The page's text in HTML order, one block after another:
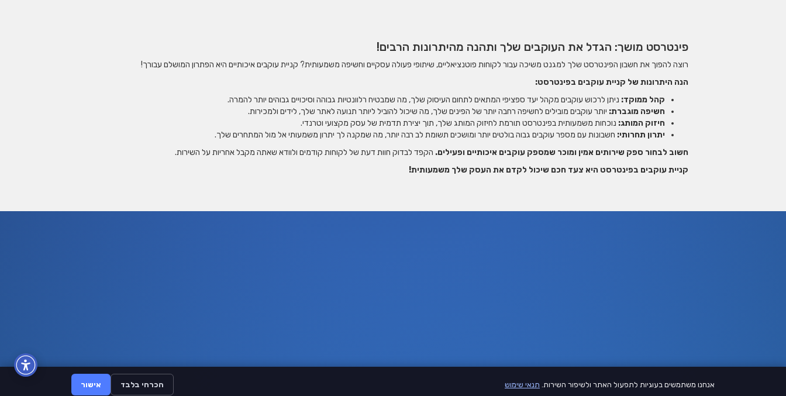
פינטרסט מושך: הגדל את העוקבים שלך ותהנה מהיתרונות הרבים!
רוצה להפוך את חשבון הפינטרסט שלך למגנט משיכה עבור לקוחות פוטנציאליים, שיתופי פעולה עסקיים וחשיפה משמעותית? קניית עוקבים איכותיים היא הפתרון המושלם עבורך!
הנה היתרונות של קניית עוקבים בפינטרסט:
קהל ממוקד: ניתן לרכוש עוקבים מקהל יעד ספציפי המתאים לתחום העיסוק שלך, מה שמבטיח רלוונטיות גבוהה וסיכויים גבוהים יותר להמרה.
חשיפה מוגברת: יותר עוקבים מובילים לחשיפה רחבה יותר של הפינים שלך, מה שיכול להוביל ליותר תנועה לאתר שלך, לידים ולמכירות.
חיזוק המותג: נוכחות משמעותית בפינטרסט תורמת לחיזוק המותג שלך, תוך יצירת תדמית של עסק מקצועי וטרנדי.
יתרון תחרותי: חשבונות עם מספר עוקבים גבוה בולטים יותר ומושכים תשומת לב רבה יותר, מה שמקנה לך יתרון משמעותי אל מול המתחרים שלך.
חשוב לבחור ספק שירותים אמין ומוכר שמספק עוקבים איכותיים ופעילים. הקפד לבדוק חוות דעת של לקוחות קודמים ולוודא שאתה מקבל אחריות על השירות.
קניית עוקבים בפינטרסט היא צעד חכם שיכול לקדם את העסק שלך משמעותית!
אנחנו משתמשים בעוגיות לתפעול האתר ולשיפור השירות. תנאי שימוש הכרחי בלבד אישור